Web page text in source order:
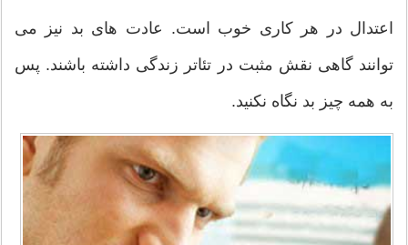
اعتدال در هر کاری خوب است. عادت های بد نیز می
توانند گاهی نقش مثبت در تئاتر زندگی داشته باشند. پس
به همه چیز بد نگاه نکنید.